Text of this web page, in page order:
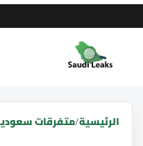
الرئيسية/متفرقات